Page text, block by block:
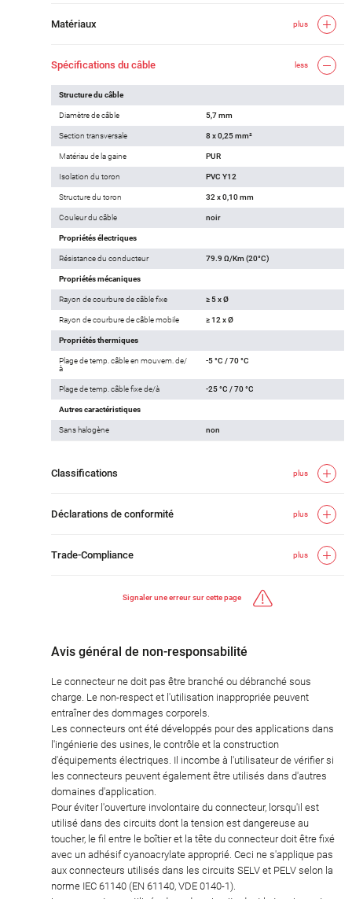
Matériaux plus
Spécifications du câble less
Structure du câble
Diamètre de câble 5,7 mm
Section transversale 8 x 0,25 mm²
Matériau de la gaine PUR
Isolation du toron PVC Y12
Structure du toron 32 x 0,10 mm
Couleur du câble noir
Propriétés électriques
Résistance du conducteur 79.9 Ω/Km (20°C)
Propriétés mécaniques
Rayon de courbure de câble fixe ≥ 5 x Ø
Rayon de courbure de câble mobile ≥ 12 x Ø
Propriétés thermiques
Plage de temp. câble en mouvem. de/
à
-5 °C / 70 °C
Plage de temp. câble fixe de/à -25 °C / 70 °C
Autres caractéristiques
Sans halogène non
Classifications plus
Déclarations de conformité plus
Trade-Compliance plus
Signaler une erreur sur cette page
Avis général de non-responsabilité
Le connecteur ne doit pas être branché ou débranché sous
charge. Le non-respect et l'utilisation inappropriée peuvent
entraîner des dommages corporels.
Les connecteurs ont été développés pour des applications dans
l'ingénierie des usines, le contrôle et la construction
d'équipements électriques. Il incombe à l'utilisateur de vérifier si
les connecteurs peuvent également être utilisés dans d'autres
domaines d'application.
Pour éviter l'ouverture involontaire du connecteur, lorsqu'il est
utilisé dans des circuits dont la tension est dangereuse au
toucher, le fil entre le boîtier et la tête du connecteur doit être fixé
avec un adhésif cyanoacrylate approprié. Ceci ne s'applique pas
aux connecteurs utilisés dans les circuits SELV et PELV selon la
norme IEC 61140 (EN 61140, VDE 0140-1).